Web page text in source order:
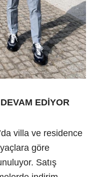
EDİYOR
villa ve residence
göre
Satış